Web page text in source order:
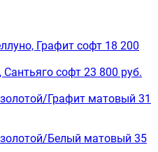
Графит софт 18 200
софт 23 800 руб.
Графит матовый 31
Белый матовый 35